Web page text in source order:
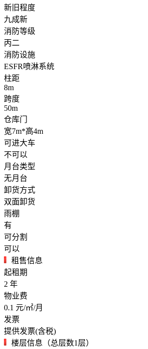
新旧程度
九成新
消防等级
丙二
消防设施
ESFR喷淋系统
柱距
8m
跨度
50m
仓库门
宽7m*高4m
可进大车
不可以
月台类型
无月台
卸货方式
双面卸货
雨棚
有
可分割
可以
租售信息
起租期
2 年
物业费
0.1 元/㎡/月
发票
提供发票(含税)
楼层信息（总层数1层）